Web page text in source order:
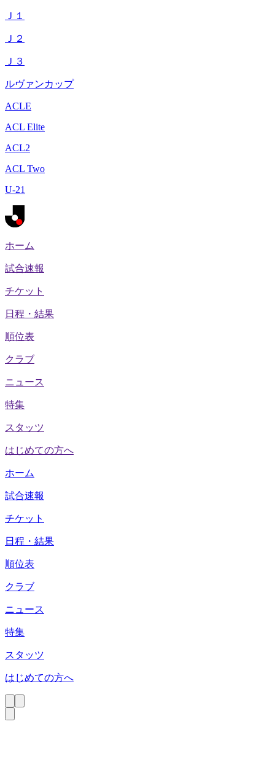
Ｊ１
Ｊ２
Ｊ３
ルヴァンカップ
ACLE
ACL Elite
ACL2
ACL Two
U-21
ホーム
試合速報
チケット
日程・結果
順位表
クラブ
ニュース
特集
スタッツ
はじめての方へ
ホーム
試合速報
チケット
日程・結果
順位表
クラブ
ニュース
特集
スタッツ
はじめての方へ